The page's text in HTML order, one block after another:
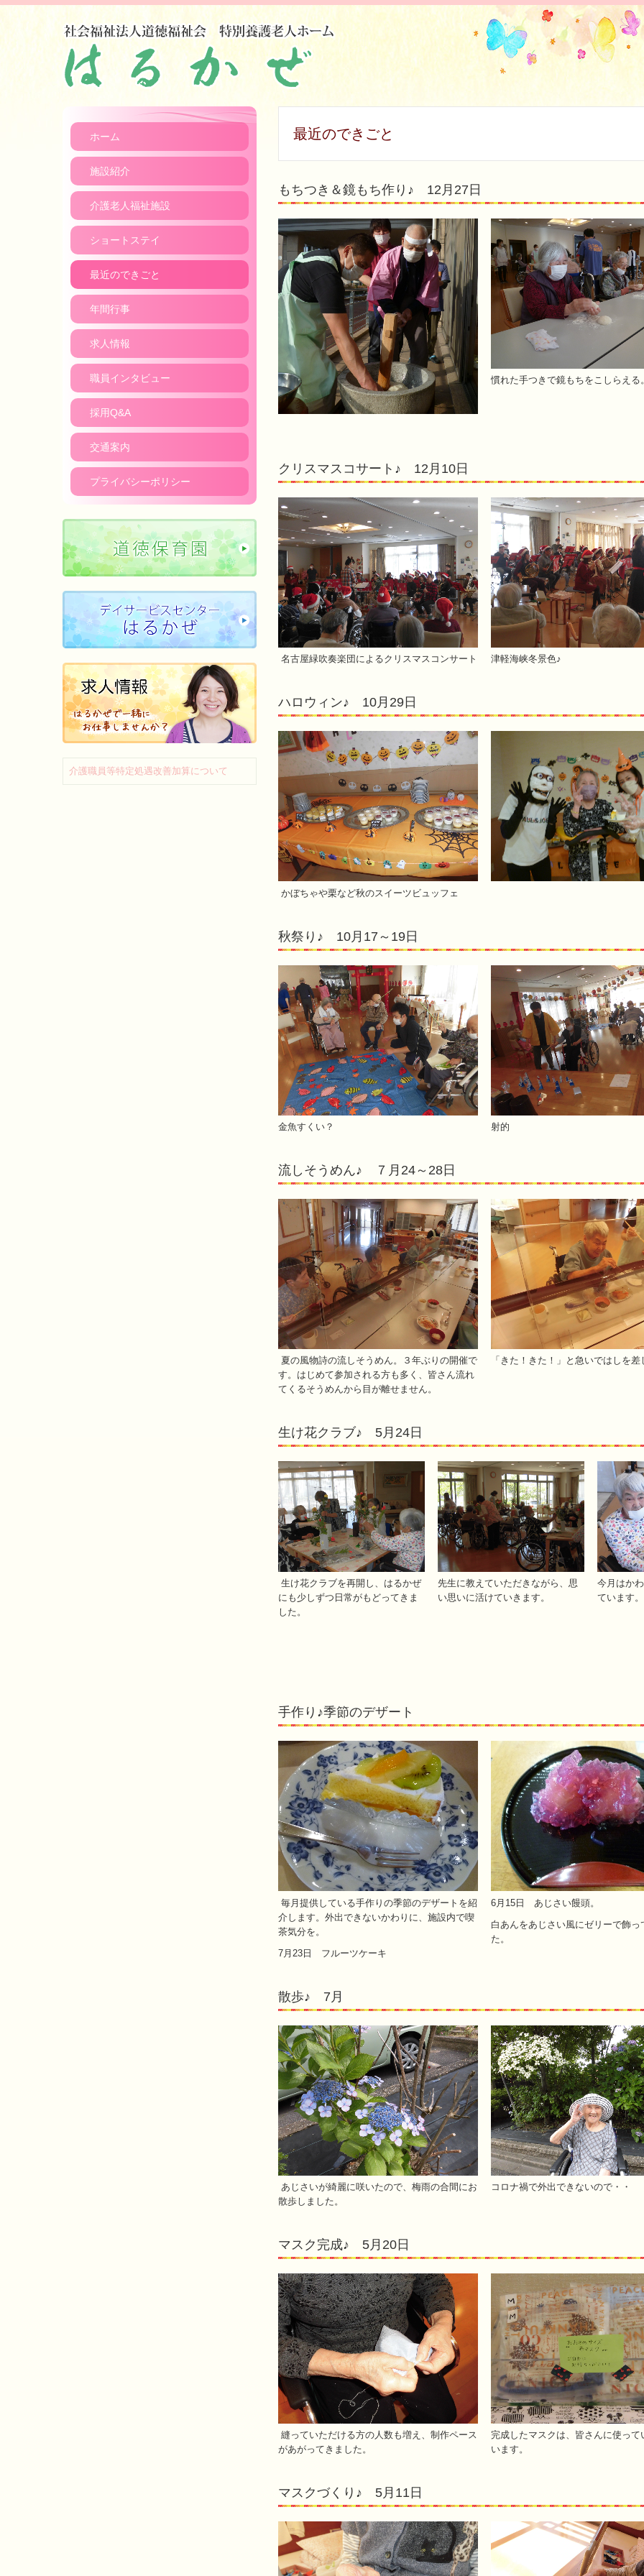
ホーム
施設紹介
介護老人福祉施設
ショートステイ
最近のできごと
年間行事
求人情報
職員インタビュー
採用Q&A
交通案内
プライバシーポリシー
介護職員等特定処遇改善加算について
最近のできごと
もちつき＆鏡もち作り♪ 12月27日
慣れた手つきで鏡もちをこしらえる
クリスマスコサート♪ 12月10日
名古屋緑吹奏楽団によるクリスマスコンサート 津軽海峡冬景色♪
ハロウィン♪ 10月29日
かぼちゃや栗など秋のスイーツビュッフェ
秋祭り♪ 10月17～19日
金魚すくい？ 射的
流しそうめん♪ ７月24～28日
夏の風物詩の流しそうめん。３年ぶりの開催で
す。はじめて参加される方も多く、皆さん流れ
てくるそうめんから目が離せません。
「きた！きた！」と急いではしを
生け花クラブ♪ 5月24日
生け花クラブを再開し、はるかぜ
にも少しずつ日常がもどってきま
した。
先生に教えていただきながら、思
い思いに活けていきます。
今月はか
ています。
手作り♪季節のデザート
毎月提供している手作りの季節のデザートを紹
介します。外出できないかわりに、施設内で喫
茶気分を。
7月23日 フルーツケーキ
6月15日 あじさい饅頭。
白あんをあじさい風にゼリーで飾っ
た。
散歩♪ 7月
あじさいが綺麗に咲いたので、梅雨の合間にお
散歩しました。
コロナ禍で外出できないので・・
マスク完成♪ 5月20日
縫っていただける方の人数も増え、制作ペース
があがってきました。
完成したマスクは、皆さんに使って
います。
マスクづくり♪ 5月11日